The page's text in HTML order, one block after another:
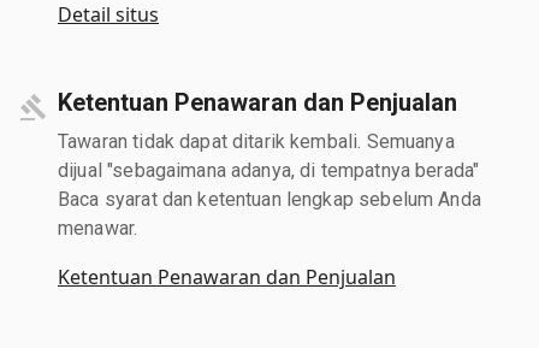
Detail situs
Ketentuan Penawaran dan Penjualan
Tawaran tidak dapat ditarik kembali. Semuanya
dijual "sebagaimana adanya, di tempatnya berada"
Baca syarat dan ketentuan lengkap sebelum Anda
menawar.
Ketentuan Penawaran dan Penjualan